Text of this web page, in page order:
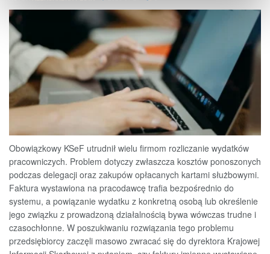
Obowiązkowy KSeF utrudnił wielu firmom rozliczanie wydatków
pracowniczych. Problem dotyczy zwłaszcza kosztów ponoszonych
podczas delegacji oraz zakupów opłacanych kartami służbowymi.
Faktura wystawiona na pracodawcę trafia bezpośrednio do
systemu, a powiązanie wydatku z konkretną osobą lub określenie
jego związku z prowadzoną działalnością bywa wówczas trudne i
czasochłonne. W poszukiwaniu rozwiązania tego problemu
przedsiębiorcy zaczęli masowo zwracać się do dyrektora Krajowej